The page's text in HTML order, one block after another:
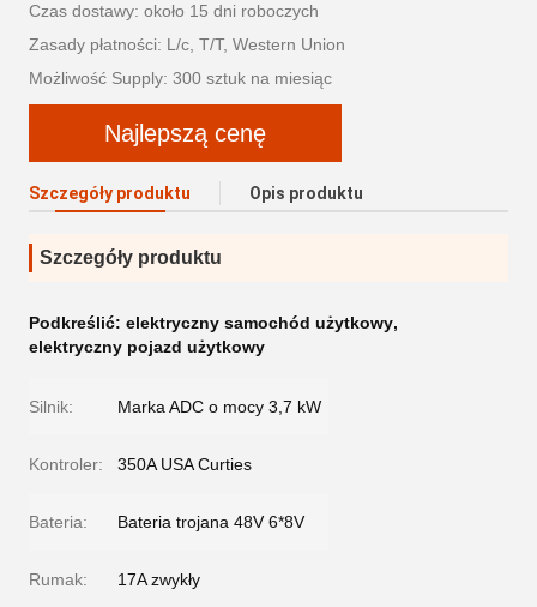
Czas dostawy: około 15 dni roboczych
Zasady płatności: L/c, T/T, Western Union
Możliwość Supply: 300 sztuk na miesiąc
Najlepszą cenę
Szczegóły produktu Opis produktu
Szczegóły produktu
Podkreślić: elektryczny samochód użytkowy,
elektryczny pojazd użytkowy
Silnik: Marka ADC o mocy 3,7 kW
Kontroler: 350A USA Curties
Bateria: Bateria trojana 48V 6*8V
Rumak: 17A zwykły